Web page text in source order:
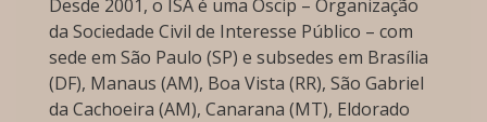
Desde 2001, o ISA é uma Oscip – Organização
da Sociedade Civil de Interesse Público – com
sede em São Paulo (SP) e subsedes em Brasília
(DF), Manaus (AM), Boa Vista (RR), São Gabriel
da Cachoeira (AM), Canarana (MT), Eldorado